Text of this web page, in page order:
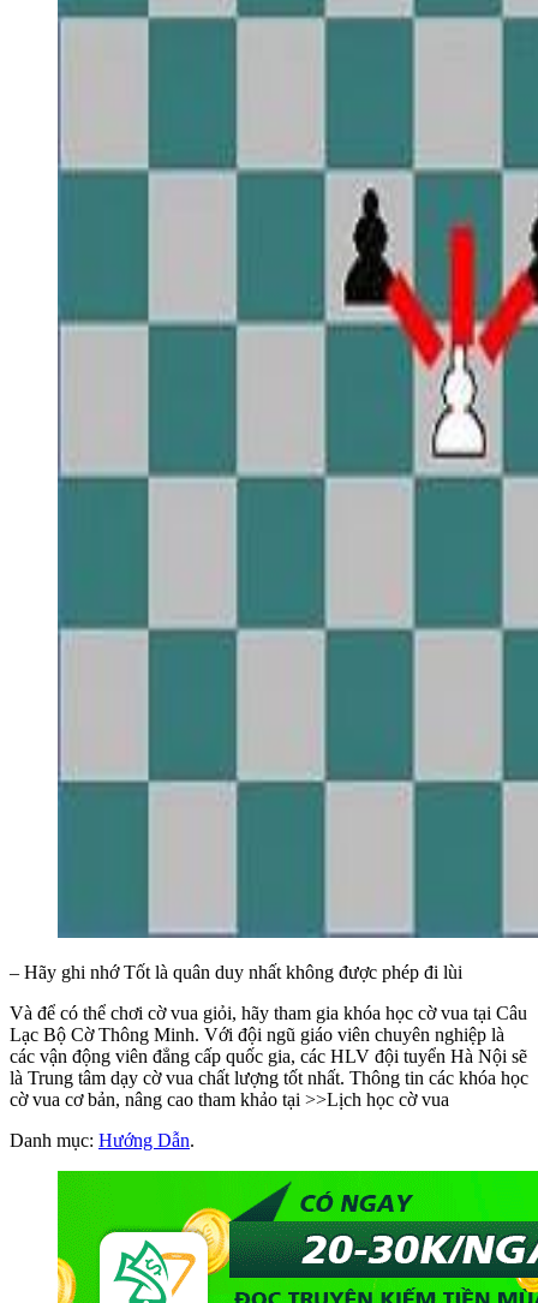
– Hãy ghi nhớ Tốt là quân duy nhất không được phép đi lùi
Và để có thể chơi cờ vua giỏi, hãy tham gia khóa học cờ vua tại Câu
Lạc Bộ Cờ Thông Minh. Với đội ngũ giáo viên chuyên nghiệp là
các vận động viên đẳng cấp quốc gia, các HLV đội tuyển Hà Nội sẽ
là Trung tâm dạy cờ vua chất lượng tốt nhất. Thông tin các khóa học
cờ vua cơ bản, nâng cao tham khảo tại >>Lịch học cờ vua
Danh mục: Hướng Dẫn.